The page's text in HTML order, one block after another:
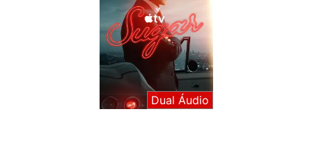
Dual Áudio